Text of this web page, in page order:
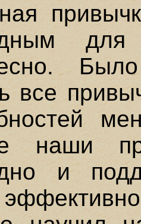
все
наши
и